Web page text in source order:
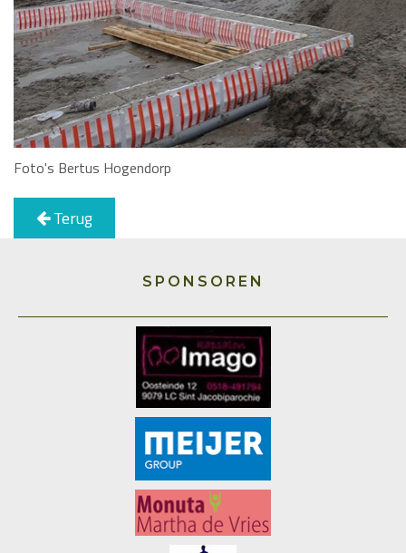
Foto's Bertus Hogendorp
Terug
SPONSOREN